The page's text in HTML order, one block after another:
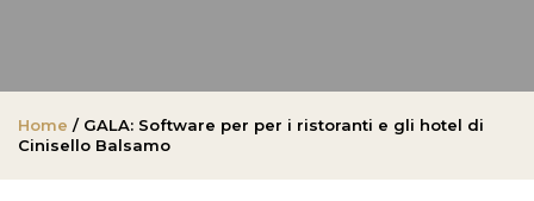
Home / GALA: Software per per i ristoranti e gli hotel di
Cinisello Balsamo